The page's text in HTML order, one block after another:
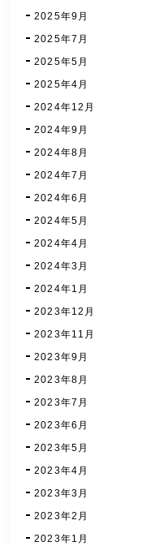
2025年9月
2025年7月
2025年5月
2025年4月
2024年12月
2024年9月
2024年8月
2024年7月
2024年6月
2024年5月
2024年4月
2024年3月
2024年1月
2023年12月
2023年11月
2023年9月
2023年8月
2023年7月
2023年6月
2023年5月
2023年4月
2023年3月
2023年2月
2023年1月